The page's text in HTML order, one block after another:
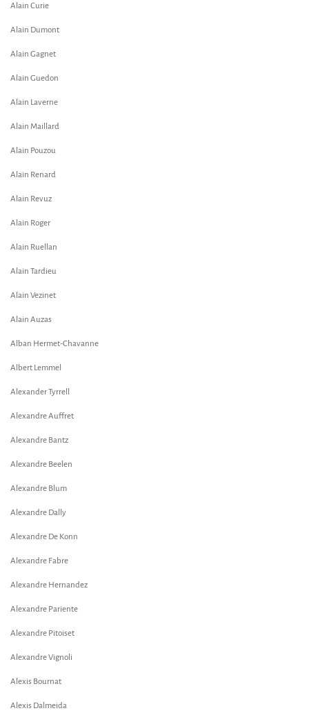
Alain Curie
Alain Dumont
Alain Gagnet
Alain Guedon
Alain Laverne
Alain Maillard
Alain Pouzou
Alain Renard
Alain Revuz
Alain Roger
Alain Ruellan
Alain Tardieu
Alain Vezinet
Alain Auzas
Alban Hermet-Chavanne
Albert Lemmel
Alexander Tyrrell
Alexandre Auffret
Alexandre Bantz
Alexandre Beelen
Alexandre Blum
Alexandre Dally
Alexandre De Konn
Alexandre Fabre
Alexandre Hernandez
Alexandre Pariente
Alexandre Pitoiset
Alexandre Vignoli
Alexis Bournat
Alexis Dalmeida